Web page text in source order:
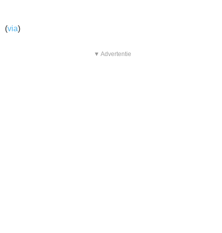
(via)
▼ Advertentie